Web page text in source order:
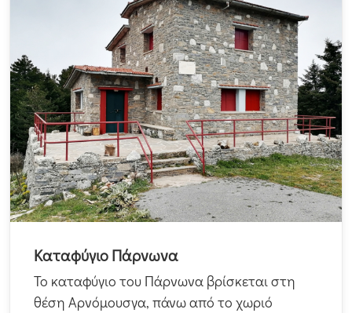
Καταφύγιο Πάρνωνα
Το καταφύγιο του Πάρνωνα βρίσκεται στη
θέση Αρνόμουσγα, πάνω από το χωριό